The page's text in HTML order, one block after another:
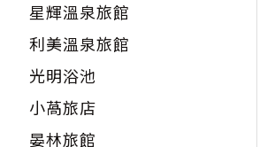
星輝溫泉旅館
利美溫泉旅館
光明浴池
小萵旅店
晏林旅館